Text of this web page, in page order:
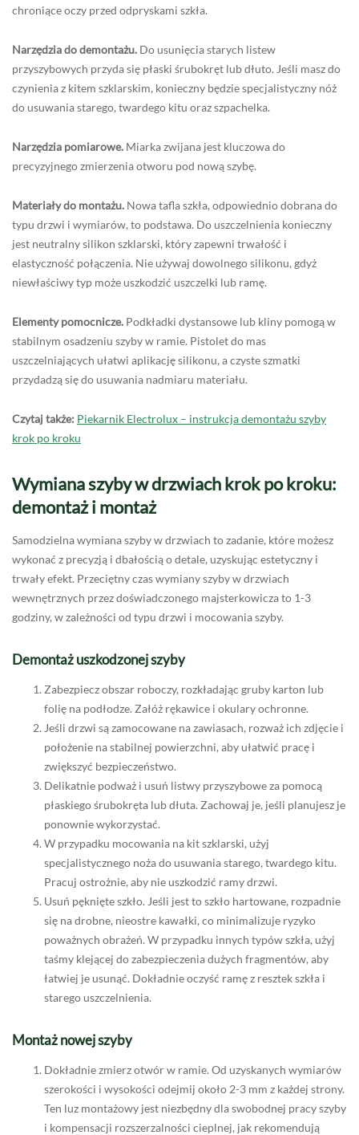
chroniące oczy przed odpryskami szkła.
Narzędzia do demontażu. Do usunięcia starych listew
przyszybowych przyda się płaski śrubokręt lub dłuto. Jeśli masz do
czynienia z kitem szklarskim, konieczny będzie specjalistyczny nóż
do usuwania starego, twardego kitu oraz szpachelka.
Narzędzia pomiarowe. Miarka zwijana jest kluczowa do
precyzyjnego zmierzenia otworu pod nową szybę.
Materiały do montażu. Nowa tafla szkła, odpowiednio dobrana do
typu drzwi i wymiarów, to podstawa. Do uszczelnienia konieczny
jest neutralny silikon szklarski, który zapewni trwałość i
elastyczność połączenia. Nie używaj dowolnego silikonu, gdyż
niewłaściwy typ może uszkodzić uszczelki lub ramę.
Elementy pomocnicze. Podkładki dystansowe lub kliny pomogą w
stabilnym osadzeniu szyby w ramie. Pistolet do mas
uszczelniających ułatwi aplikację silikonu, a czyste szmatki
przydadzą się do usuwania nadmiaru materiału.
Czytaj także: Piekarnik Electrolux – instrukcja demontażu szyby
krok po kroku
Wymiana szyby w drzwiach krok po kroku:
demontaż i montaż
Samodzielna wymiana szyby w drzwiach to zadanie, które możesz
wykonać z precyzją i dbałością o detale, uzyskując estetyczny i
trwały efekt. Przeciętny czas wymiany szyby w drzwiach
wewnętrznych przez doświadczonego majsterkowicza to 1-3
godziny, w zależności od typu drzwi i mocowania szyby.
Demontaż uszkodzonej szyby
Zabezpiecz obszar roboczy, rozkładając gruby karton lub
folię na podłodze. Załóż rękawice i okulary ochronne.
Jeśli drzwi są zamocowane na zawiasach, rozważ ich zdjęcie i
położenie na stabilnej powierzchni, aby ułatwić pracę i
zwiększyć bezpieczeństwo.
Delikatnie podważ i usuń listwy przyszybowe za pomocą
płaskiego śrubokręta lub dłuta. Zachowaj je, jeśli planujesz je
ponownie wykorzystać.
W przypadku mocowania na kit szklarski, użyj
specjalistycznego noża do usuwania starego, twardego kitu.
Pracuj ostrożnie, aby nie uszkodzić ramy drzwi.
Usuń pęknięte szkło. Jeśli jest to szkło hartowane, rozpadnie
się na drobne, nieostre kawałki, co minimalizuje ryzyko
poważnych obrażeń. W przypadku innych typów szkła, użyj
taśmy klejącej do zabezpieczenia dużych fragmentów, aby
łatwiej je usunąć. Dokładnie oczyść ramę z resztek szkła i
starego uszczelnienia.
Montaż nowej szyby
Dokładnie zmierz otwór w ramie. Od uzyskanych wymiarów
szerokości i wysokości odejmij około 2-3 mm z każdej strony.
Ten luz montażowy jest niezbędny dla swobodnej pracy szyby
i kompensacji rozszerzalności cieplnej, jak rekomendują